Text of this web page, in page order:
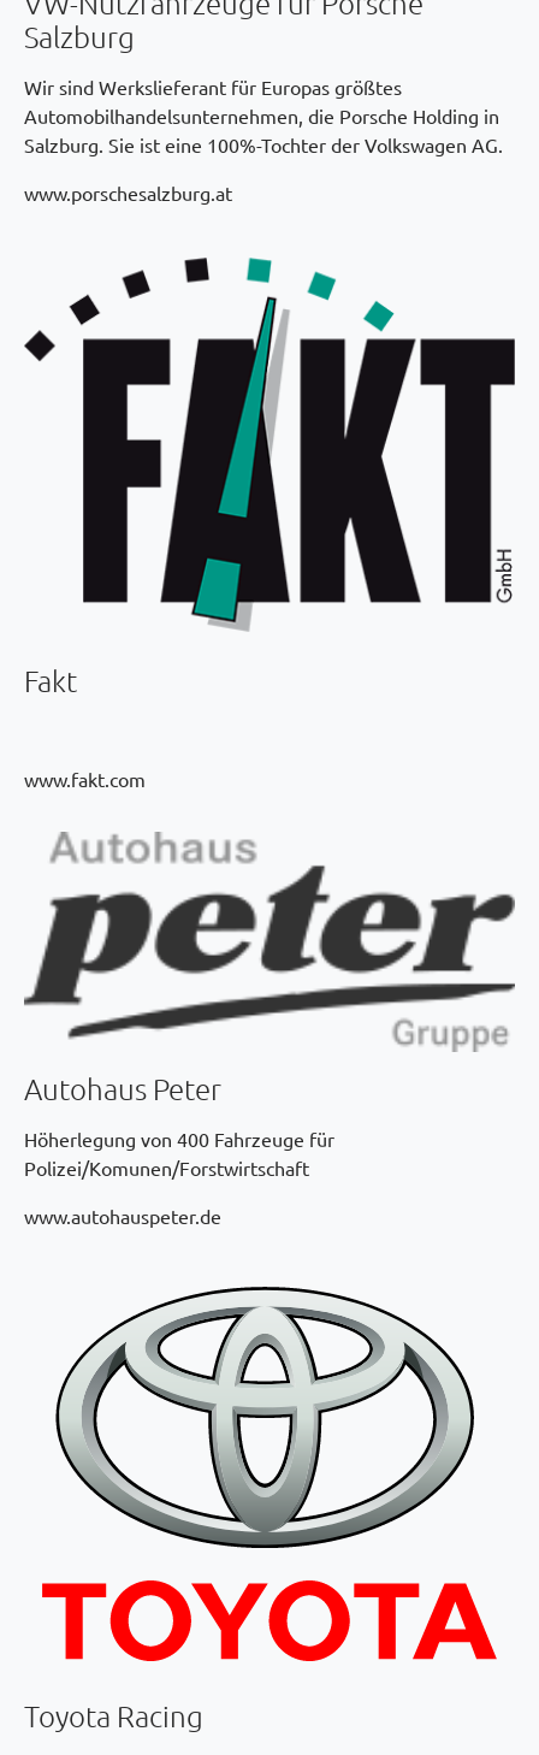
Salzburg
Wir sind Werkslieferant für Europas größtes
Automobilhandelsunternehmen, die Porsche Holding in
Salzburg. Sie ist eine 100%-Tochter der Volkswagen AG.
www.porschesalzburg.at
Fakt
www.fakt.com
Autohaus Peter
Höherlegung von 400 Fahrzeuge für
Polizei/Komunen/Forstwirtschaft
www.autohauspeter.de
Toyota Racing